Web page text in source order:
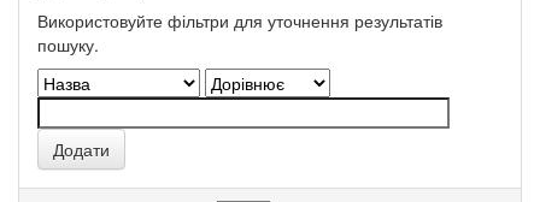
Використовуйте фільтри для уточнення результатів
пошуку.